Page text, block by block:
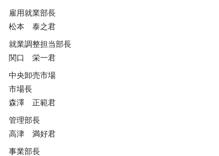
雇用就業部長
松本 泰之君
就業調整担当部長
関口 栄一君
中央卸売市場
市場長
森澤 正範君
管理部長
高津 満好君
事業部長